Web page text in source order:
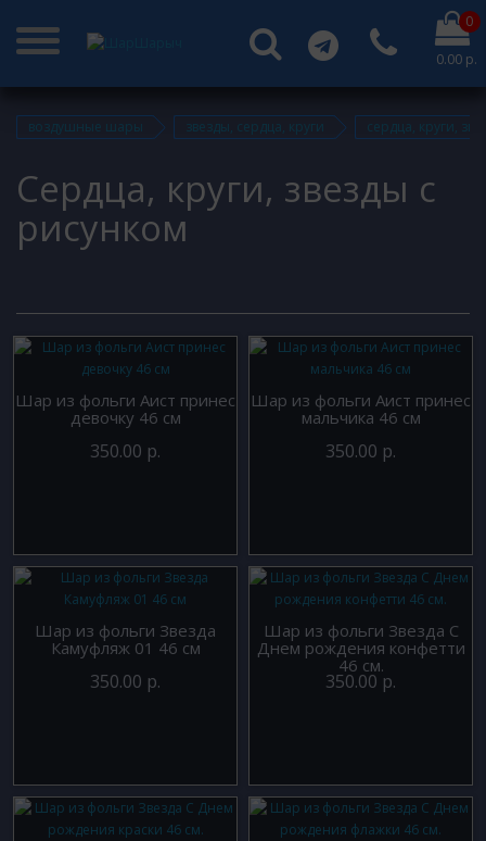
0
0.00 р.
воздушные шары звезды, сердца, круги сердца, круги,
Сердца, круги, звезды с
рисунком
Шар из фольги Аист принес
девочку 46 см
350.00 р.
Шар из фольги Аист принес
мальчика 46 см
350.00 р.
Шар из фольги Звезда
Камуфляж 01 46 см
350.00 р.
Шар из фольги Звезда С
Днем рождения конфетти
46 см.
350.00 р.